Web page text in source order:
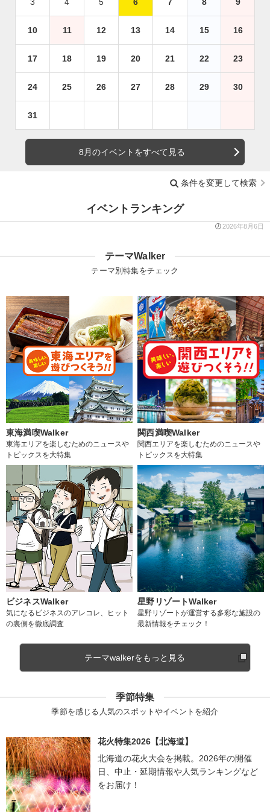
10 11 12 13 14 15 16
17 18 19 20 21 22 23
24 25 26 27 28 29 30
31
8月のイベントをすべて見る
条件を変更して検索
イベントランキング
2026年8月6日
テーマWalker
テーマ別特集をチェック
東海満喫Walker
東海エリアを楽しむためのニュースや
トピックスを大特集
関西満喫Walker
関西エリアを楽しむためのニュースや
トピックスを大特集
ビジネスWalker
気になるビジネスのアレコレ、ヒット
の裏側を徹底調査
星野リゾートWalker
星野リゾートが運営する多彩な施設の
最新情報をチェック！
テーマwalkerをもっと見る
季節特集
季節を感じる人気のスポットやイベントを紹介
花火特集2026【北海道】
北海道の花火大会を掲載。2026年の開催
日、中止・延期情報や人気ランキングなど
をお届け！